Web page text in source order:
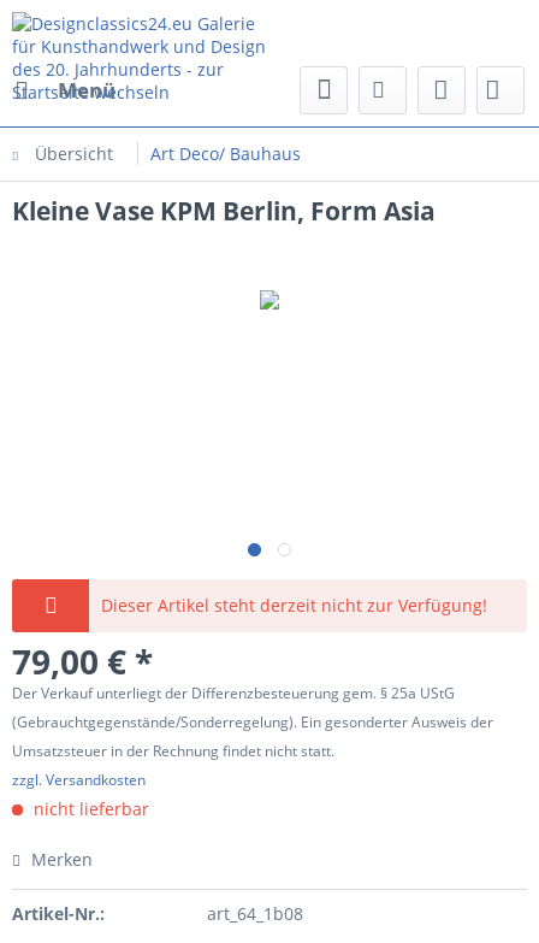
Menü
Übersicht Art Deco/ Bauhaus
Kleine Vase KPM Berlin, Form Asia
Dieser Artikel steht derzeit nicht zur Verfügung!
79,00 € *
Der Verkauf unterliegt der Differenzbesteuerung gem. § 25a UStG
(Gebrauchtgegenstände/Sonderregelung). Ein gesonderter Ausweis der
Umsatzsteuer in der Rechnung findet nicht statt.
zzgl. Versandkosten
nicht lieferbar
Merken
Artikel-Nr.: art_64_1b08